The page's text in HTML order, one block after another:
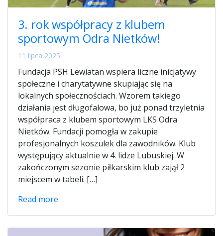
3. rok współpracy z klubem
sportowym Odra Nietków!
11 lipca 2025
Fundacja PSH Lewiatan wspiera liczne inicjatywy
społeczne i charytatywne skupiając się na
lokalnych społecznościach. Wzorem takiego
działania jest długofalowa, bo już ponad trzyletnia
współpraca z klubem sportowym LKS Odra
Nietków. Fundacji pomogła w zakupie
profesjonalnych koszulek dla zawodników. Klub
występujący aktualnie w 4. lidze Lubuskiej. W
zakończonym sezonie piłkarskim klub zajął 2
miejscem w tabeli. […]
Read more